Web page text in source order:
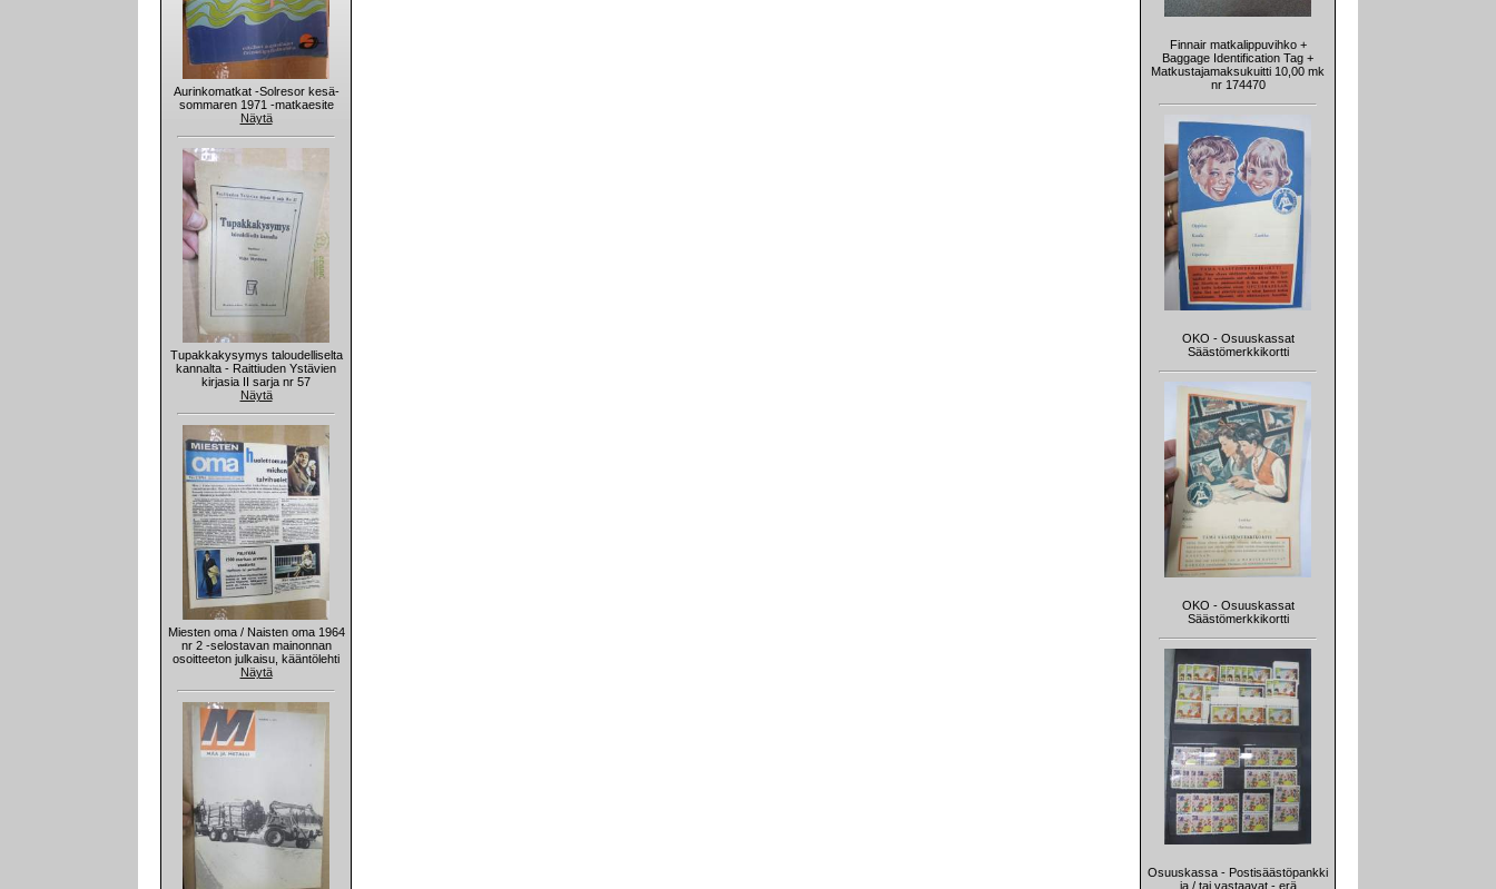
Aurinkomatkat -Solresor kesä-
sommaren 1971 -matkaesite
Näytä
Tupakkakysymys taloudelliselta
kannalta - Raittiuden Ystävien
kirjasia II sarja nr 57
Näytä
Miesten oma / Naisten oma 1964
nr 2 -selostavan mainonnan
osoitteeton julkaisu, kääntölehti
Näytä
Finnair matkalippuvihko +
Baggage Identification Tag +
Matkustajamaksukuitti 10,00 mk
nr 174470
OKO - Osuuskassat
Säästömerkkikortti
OKO - Osuuskassat
Säästömerkkikortti
Osuuskassa - Postisäästöpankki
ja / tai vastaavat - erä